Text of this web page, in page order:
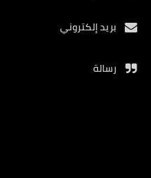
بريد إلكتروني
رسالة